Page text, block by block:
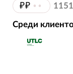
₽₽ ••
Среди